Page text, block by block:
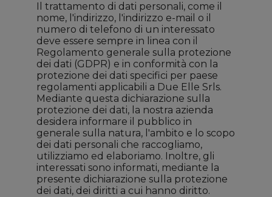
Il trattamento di dati personali, come il
nome, l'indirizzo, l'indirizzo e-mail o il
numero di telefono di un interessato
deve essere sempre in linea con il
Regolamento generale sulla protezione
dei dati (GDPR) e in conformità con la
protezione dei dati specifici per paese
regolamenti applicabili a Due Elle Srls.
Mediante questa dichiarazione sulla
protezione dei dati, la nostra azienda
desidera informare il pubblico in
generale sulla natura, l'ambito e lo scopo
dei dati personali che raccogliamo,
utilizziamo ed elaboriamo. Inoltre, gli
interessati sono informati, mediante la
presente dichiarazione sulla protezione
dei dati, dei diritti a cui hanno diritto.